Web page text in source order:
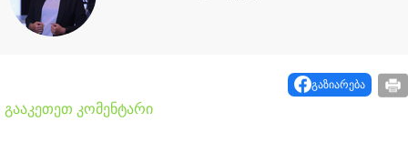
გაზიარება
გააკეთეთ კომენტარი